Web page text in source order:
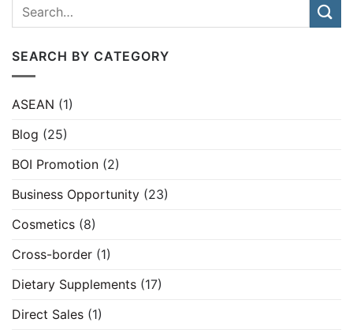
SEARCH BY CATEGORY
ASEAN (1)
Blog (25)
BOI Promotion (2)
Business Opportunity (23)
Cosmetics (8)
Cross-border (1)
Dietary Supplements (17)
Direct Sales (1)